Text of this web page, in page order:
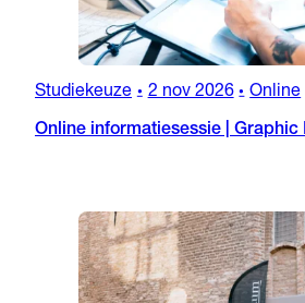
Studiekeuze • 2 nov 2026 • Online
Online informatiesessie |